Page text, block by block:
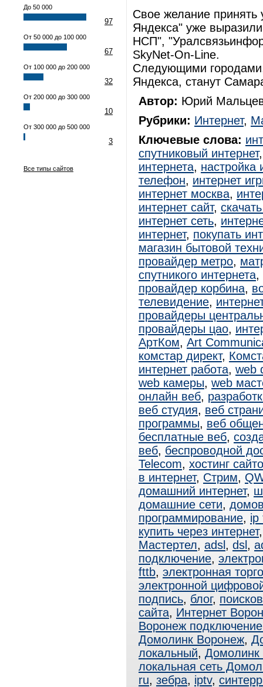
До 50 000
97
От 50 000 до 100 000
67
От 100 000 до 200 000
32
От 200 000 до 300 000
10
От 300 000 до 500 000
3
Все типы сайтов
Свое желание принять
Яндекса" уже
НСП",
SkyNet-On-Line.
Следующими
Яндекса, станут
Автор: Юрий
Рубрики: Интернет,
Ключевые слова:
спутниковый интернет
интернета, настройка
телефон, интернет
интернет москва,
интернет сайт,
интернет сеть,
интернет, покупать
магазин бытовой
провайдер метро,
спутникого интернета,
провайдер корбина,
телевидение,
провайдеры
провайдеры цао,
АртКом, Art
комстар директ,
интернет работа, web
web камеры, web
онлайн веб,
веб студия, веб
программы, веб
бесплатные веб,
веб, беспроводной
Telecom, хостинг
в интернет, Стрим,
домашний интернет,
домашние сети,
программирование, ip
купить через интернет
Мастертел, adsl , dsl ,
подключение,
fttb, электронная
электронной
подпись, блог,
сайта, Интернет
Воронеж
Домолинк Воронеж,
локальный, Домолинк
локальная сеть
ru, зебра, iptv,